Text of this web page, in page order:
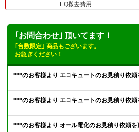
EQ撤去費用
｢お問合わせ｣ 頂いてます！
｢台数限定｣ 商品もございます。
お急ぎください！